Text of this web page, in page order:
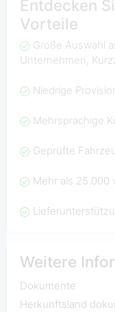
Entdecken
Vorteile
Große Auswahl
Unternehmen,
Niedrige
Mehrsprachige
Geprüfte
Mehr als 25.000
Weitere
Dokumente
Herkunftsland